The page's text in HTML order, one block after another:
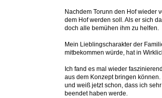
Nachdem Torunn den Hof wieder
dem Hof werden soll. Als er sich
doch alle bemühen ihm zu helfen.
Mein Lieblingscharakter der
mitbekommen würde, hat in
Ich fand es mal wieder
aus dem Konzept bringen
und weiß jetzt schon, dass ich
beendet haben werde.